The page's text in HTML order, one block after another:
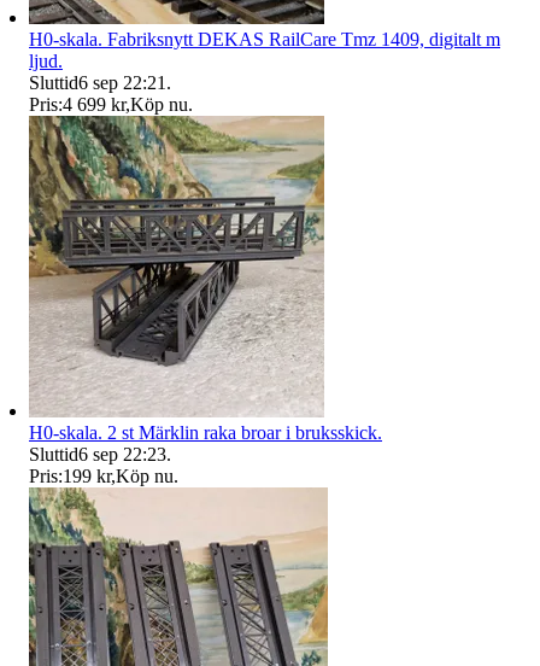
H0-skala. Fabriksnytt DEKAS RailCare Tmz 1409, digitalt m
ljud.
Sluttid6 sep 22:21 .
Pris:4 699 kr,Köp nu.
H0-skala. 2 st Märklin raka broar i bruksskick.
Sluttid6 sep 22:23.
Pris:199 kr,Köp nu.